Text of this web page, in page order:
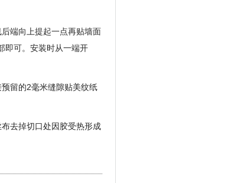
端向上提起一点再贴墙面
即可。安装时从一端开
留的2毫米缝隙贴美纹纸
去掉切口处因胶受热形成